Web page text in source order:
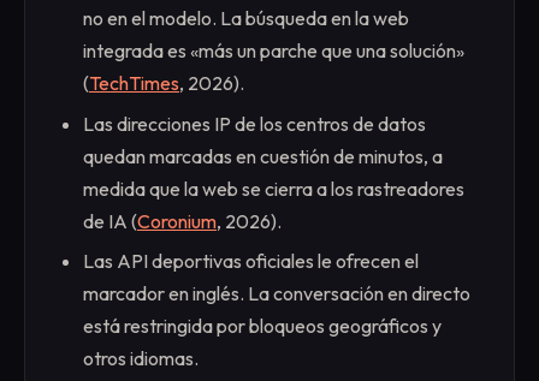
no en el modelo. La búsqueda en la web
integrada es «más un parche que una solución»
(TechTimes, 2026).
Las direcciones IP de los centros de datos
quedan marcadas en cuestión de minutos, a
medida que la web se cierra a los rastreadores
de IA (Coronium, 2026).
Las API deportivas oficiales le ofrecen el
marcador en inglés. La conversación en directo
está restringida por bloqueos geográficos y
otros idiomas.